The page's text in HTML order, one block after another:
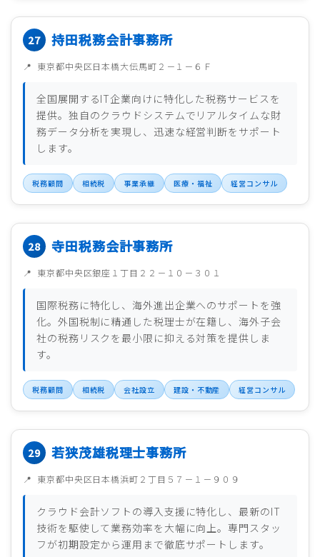
持田税務会計事務所
東京都中央区日本橋大伝馬町２－１－６Ｆ
全国展開するIT企業向けに特化した税務サービスを
提供。独自のクラウドシステムでリアルタイムな財
務データ分析を実現し、迅速な経営判断をサポート
します。
税務顧問 相続税 事業承継 医療・福祉 経営コンサル
寺田税務会計事務所
東京都中央区銀座１丁目２２－１０－３０１
国際税務に特化し、海外進出企業へのサポートを強
化。外国税制に精通した税理士が在籍し、海外子会
社の税務リスクを最小限に抑える対策を提供しま
す。
税務顧問 相続税 会社設立 建設・不動産 経営コンサル
若狭茂雄税理士事務所
東京都中央区日本橋浜町２丁目５７－１－９０９
クラウド会計ソフトの導入支援に特化し、最新のIT
技術を駆使して業務効率を大幅に向上。専門スタッ
フが初期設定から運用まで徹底サポートします。